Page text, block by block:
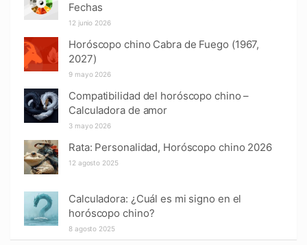
Fechas
12 junio 2026
Horóscopo chino Cabra de Fuego (1967,
2027)
9 mayo 2026
Compatibilidad del horóscopo chino –
Calculadora de amor
3 mayo 2026
Rata: Personalidad, Horóscopo chino 2026
12 agosto 2025
Calculadora: ¿Cuál es mi signo en el
horóscopo chino?
8 agosto 2025